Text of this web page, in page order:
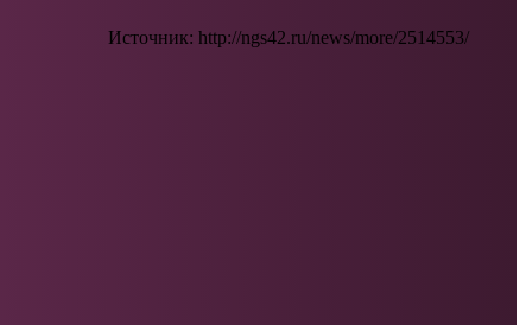
Источник: http://ngs42.ru/news/more/2514553/